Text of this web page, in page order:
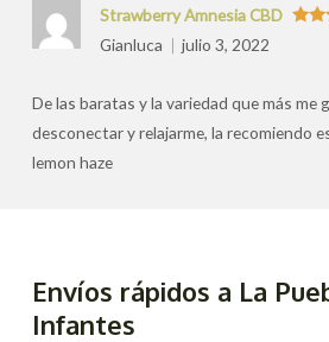
Strawberry Amnesia CBD
Gianluca
julio 3, 2022
De las baratas y la variedad que más me
desconectar y relajarme, la recomiendo
lemon haze
Envíos rápidos a La
Infantes